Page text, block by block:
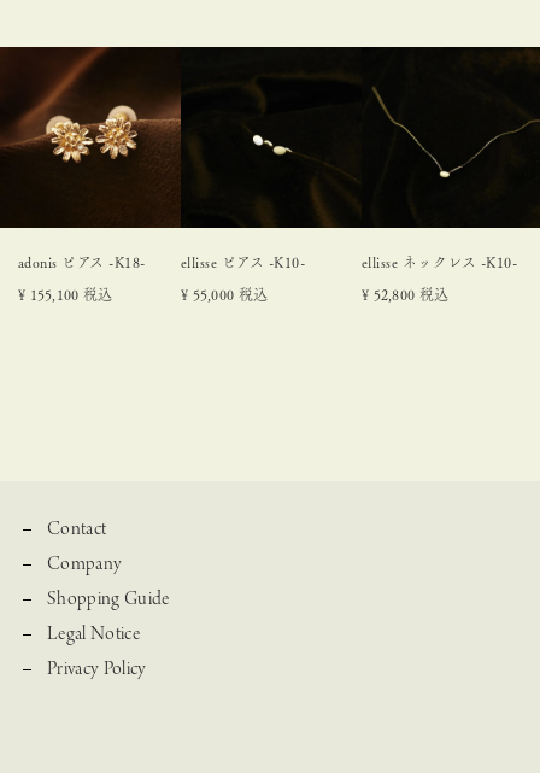
adonis ピアス -K18-
¥ 155,100 税込
ellisse ピアス -K10-
¥ 55,000 税込
ellisse ネックレス -K10-
¥ 52,800 税込
Contact
Company
Shopping Guide
Legal Notice
Privacy Policy